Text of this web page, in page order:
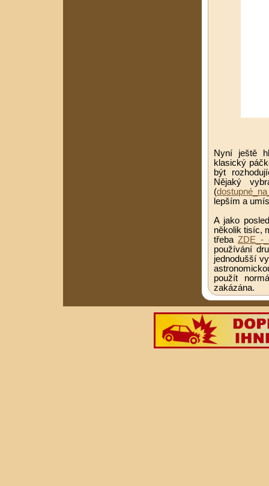
Nyní ještě
klasický
být
Nějaký
(
lepším a
A jako
několik tisíc,
třeba ZDE_-
používání
jednodušší
použít
zakázána.